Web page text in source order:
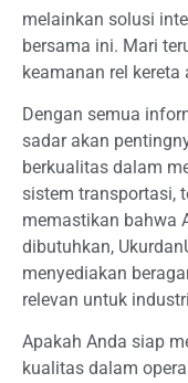
melainkan solusi
bersama ini. Mari
keamanan rel
Dengan semua
sadar akan
berkualitas dalam
sistem transportasi,
memastikan bahwa
dibutuhkan,
menyediakan
relevan untuk
Apakah Anda siap
kualitas dalam